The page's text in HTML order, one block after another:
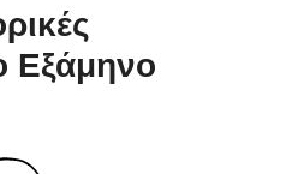
Εξάμηνο